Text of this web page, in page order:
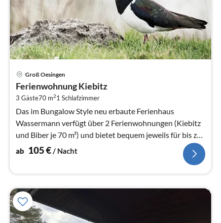
Groß Oesingen
Ferienwohnung Kiebitz
3 Gäste70 m21 Schlafzimmer
Das im Bungalow Style neu erbaute Ferienhaus
Wassermann verfügt über 2 Ferienwohnungen (Kiebitz
und Biber je 70 m²) und bietet bequem jeweils für bis zu
3 Personen Platz.
ab 105€/ Nacht